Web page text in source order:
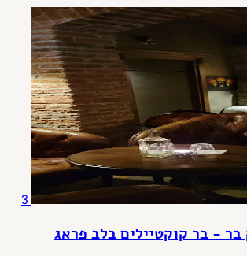
3
בר - בר קוקטיילים בלב פראג